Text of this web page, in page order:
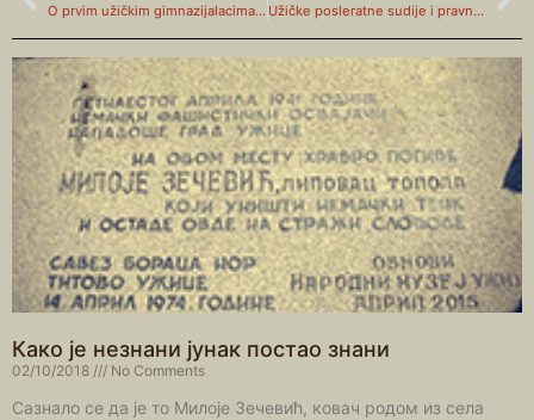
O prvim užičkim gimnazijalacima nakon oslobođenja 1945. Užičke posleratne sudije i pravnici, o sudiji za primer Bratislavu Radosavljeviću
Како је незнани јунак постао знани
02/10/2018 No Comments
Сазнало се да је то Милоје Зечевић, ковач родом из села